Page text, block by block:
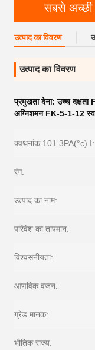
सबसे अच्छी
उत्पाद का विवरण
उत्पाद का विवरण
प्रमुखता देना:उच्च
अग्निशमन FK-5-1-12
क्वथनांक 101.3PA(°c) I:
रंग:
उत्पाद का नाम:
परिवेश का तापमान:
विश्वसनीयता:
आणविक वजन:
ग्रेड मानक:
भौतिक राज्य: